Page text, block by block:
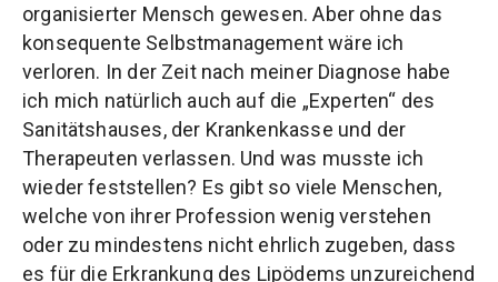
organisierter Mensch gewesen. Aber ohne das
konsequente Selbstmanagement wäre ich
verloren. In der Zeit nach meiner Diagnose habe
ich mich natürlich auch auf die „Experten“ des
Sanitätshauses, der Krankenkasse und der
Therapeuten verlassen. Und was musste ich
wieder feststellen? Es gibt so viele Menschen,
welche von ihrer Profession wenig verstehen
oder zu mindestens nicht ehrlich zugeben, dass
es für die Erkrankung des Lipödems unzureichend